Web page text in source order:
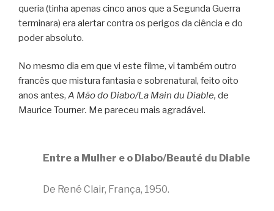
queria (tinha apenas cinco anos que a Segunda Guerra
terminara) era alertar contra os perigos da ciência e do
poder absoluto.
No mesmo dia em que vi este filme, vi também outro
francês que mistura fantasia e sobrenatural, feito oito
anos antes, A Mão do Diabo/La Main du Diable, de
Maurice Tourner. Me pareceu mais agradável.
Entre a Mulher e o Diabo/Beauté du Diable
De René Clair, França, 1950.